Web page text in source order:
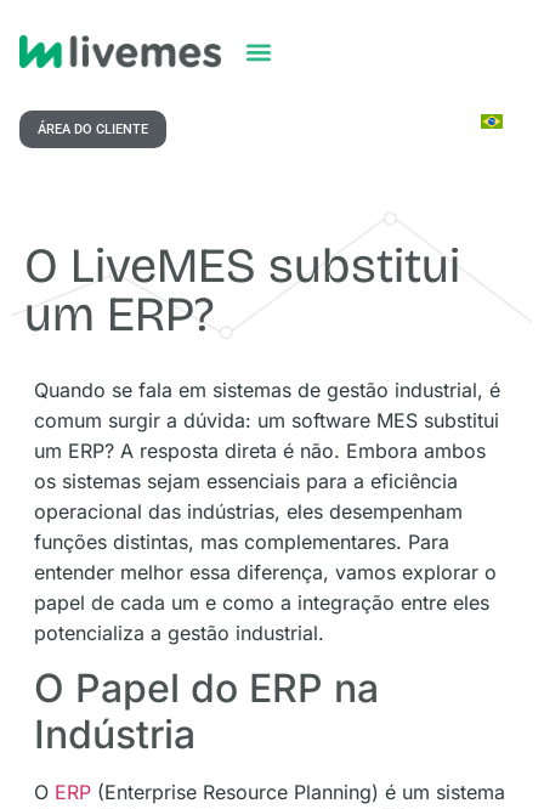
ÁREA DO CLIENTE
O LiveMES substitui
um ERP?
Quando se fala em sistemas de gestão industrial, é
comum surgir a dúvida: um software MES substitui
um ERP? A resposta direta é não. Embora ambos
os sistemas sejam essenciais para a eficiência
operacional das indústrias, eles desempenham
funções distintas, mas complementares. Para
entender melhor essa diferença, vamos explorar o
papel de cada um e como a integração entre eles
potencializa a gestão industrial.
O Papel do ERP na
Indústria
O ERP (Enterprise Resource Planning) é um sistema